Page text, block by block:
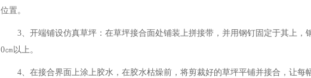
位置。
3、开端铺设仿真草坪：在草坪接合面处铺装上拼接带，并用钢钉固定于其上，
0㎝以上。
4、在接合界面上涂上胶水，在胶水枯燥前，将剪裁好的草坪平铺并接合，让每